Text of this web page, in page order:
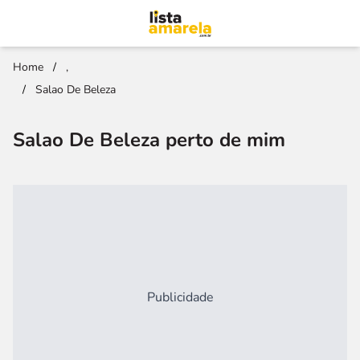
Home /
,
/
Salao De Beleza
Salao De Beleza perto de mim
Publicidade